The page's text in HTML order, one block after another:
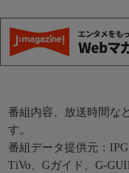
番組内容、放送時間な
す。
番組データ提供元：
TiVo、Gガイド、G-